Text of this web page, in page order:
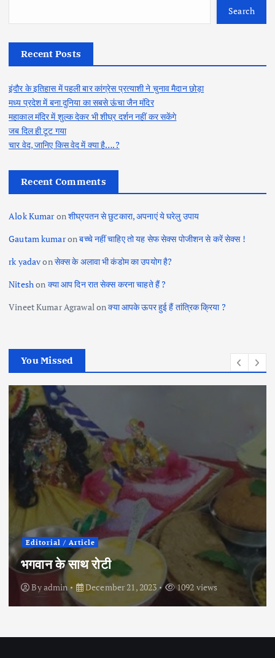
Search
Recent Posts
इंदौर के इतिहास में पहली बार कांग्रेस प्रत्याशी ने चुनाव मैदान छोड़ा
मध्य प्रदेश में बना दुनिया का सबसे ऊंचा जैन मंदिर
महाकाल मंदिर में शुल्क देकर भी शीघ्र दर्शन नहीं कर सकेंगे
जब दिल ही टूट गया
चार वेद, जानिए किस वेद में क्या है….?
Recent Comments
Alok Kumaronशीघ्रपतन से छुटकारा, अपनाएं ये घरेलु उपाय
Gautam kumaronबच्चे नहीं चाहिए तो यह सेफ सेक्स पोजीशन से करें सेक्स !
rk yadavonसेक्स के अलावा भी कंडोम का उपयोग है?
Niteshon क्या आप दिन रात सेक्स करना चाहते हैं ?
Vineet Kumar Agrawalonक्या आपके ऊपर हुई हैं तांत्रिक क्रिया ?
You Missed
City News Political
इंदौर के इतिहास में पहली बार कांग्रेस प्रत्याशी ने
चुनाव मैदान छोड़ा
Byadmin April 30, 2024 854 views